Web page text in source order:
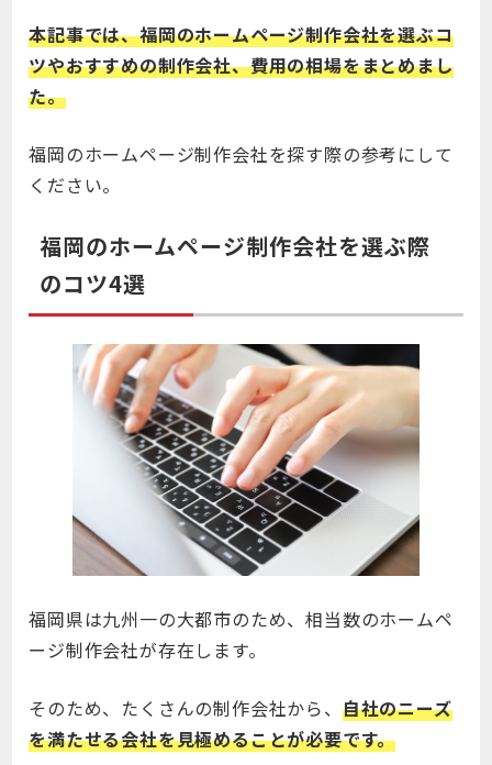
本記事では、福岡のホームページ制作会社を選ぶコ
ツやおすすめの制作会社、費用の相場をまとめまし
た。
福岡のホームページ制作会社を探す際の参考にして
ください。
福岡のホームページ制作会社を選ぶ際
のコツ4選
福岡県は九州一の大都市のため、相当数のホームペ
ージ制作会社が存在します。
そのため、たくさんの制作会社から、 自社のニーズ
を満たせる会社を見極めることが必要です。